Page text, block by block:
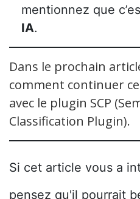
mentionnez que
IA.
Dans le prochain
comment continuer
avec le plugin SCP
Classification Plugin).
Si cet article vous a
pensez qu'il pourrait